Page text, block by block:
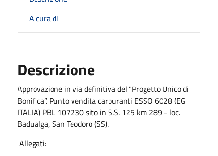
A cura di
Descrizione
Approvazione in via definitiva del "Progetto Unico di
Bonifica”. Punto vendita carburanti ESSO 6028 (EG
ITALIA) PBL 107230 sito in S.S. 125 km 289 - loc.
Badualga, San Teodoro (SS).
Allegati: